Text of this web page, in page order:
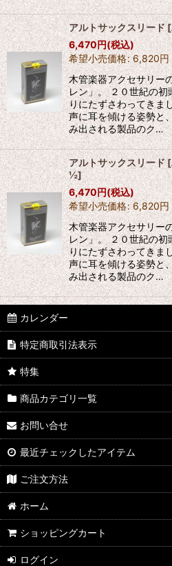
アルトサックスリード[
6,470円(税込)
希望小売価格: 6,820円
木管楽器アクセサリー
レン」。 ２０世紀の
りにたずさわってきま
声に耳を傾ける姿勢と
み出される製品のク…
アルトサックスリード[
½]
6,470円(税込)
希望小売価格: 6,820円
木管楽器アクセサリー
レン」。 ２０世紀の
りにたずさわってきま
声に耳を傾ける姿勢と
み出される製品のク…
カレンダー
特定商取引法表示
特集
商品カテゴリ一覧
お問い合せ
最近チェックしたアイテム
ご注文方法
ホーム
ショッピングカート
ログイン